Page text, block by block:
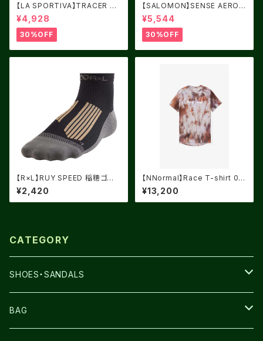
【LA SPORTIVA】TRACER T-
SHIRT LIME PUNCH/TURT
LE
¥4,928
30%OFF
【SALOMON】SENSE AERO
5" DEEP BLACK
¥5,544
30%OFF
【R×L】RUY SPEED 稲穂ゴー
ルド
¥2,420
【NNormal】Race T-shirt 02
Fade Print
¥13,200
CATEGORY
SHOES・SANDALS
NNORMAL
BAG